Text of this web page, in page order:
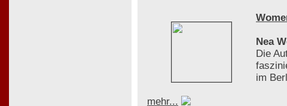
Nea
Die
im
mehr...